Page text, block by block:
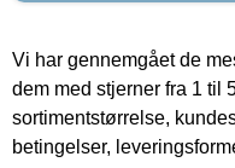
Vi har gennemgået de
dem med stjerner fra 1 til
sortimentstørrelse,
betingelser,